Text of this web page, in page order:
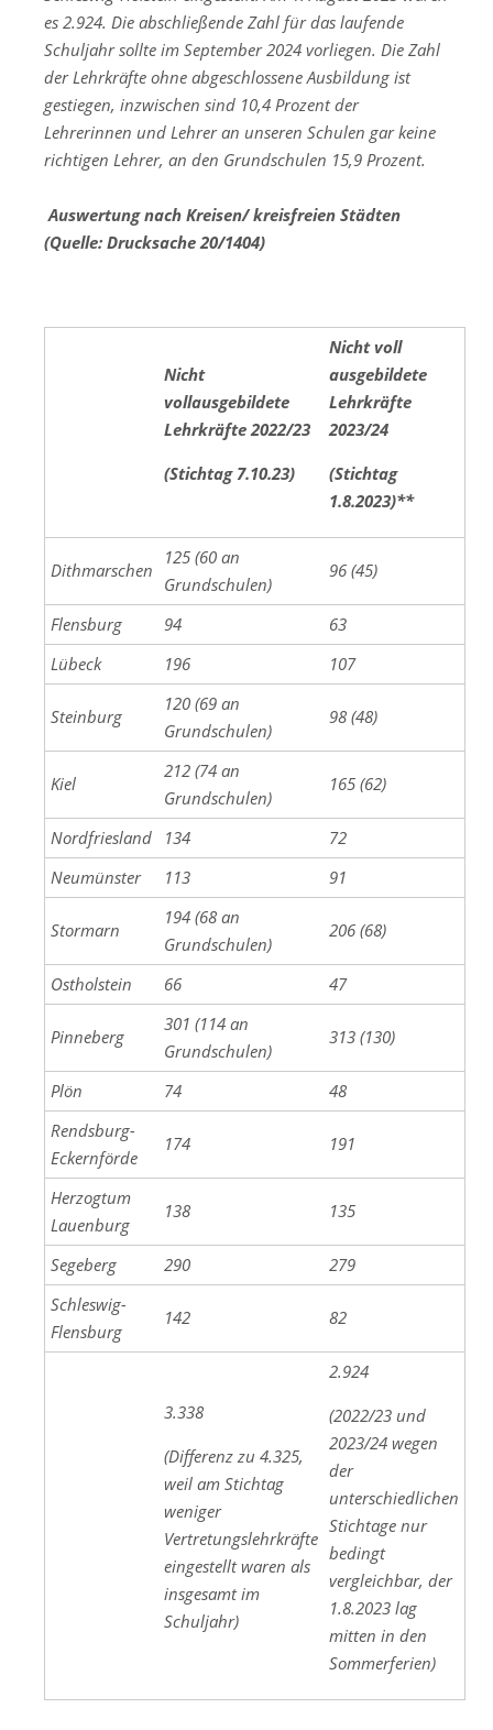
es 2.924. Die abschließende Zahl für das laufende
Schuljahr sollte im September 2024 vorliegen. Die Zahl
der Lehrkräfte ohne abgeschlossene Ausbildung ist
gestiegen, inzwischen sind 10,4 Prozent der
Lehrerinnen und Lehrer an unseren Schulen gar keine
richtigen Lehrer, an den Grundschulen 15,9 Prozent.
Auswertung nach Kreisen/ kreisfreien Städten
(Quelle: Drucksache 20/1404)
Nicht
vollausgebildete
Lehrkräfte 2022/23
(Stichtag 7.10.23)
Nicht voll
ausgebildete
Lehrkräfte
2023/24
(Stichtag
1.8.2023)**
Dithmarschen
125 (60 an
Grundschulen)
96 (45)
Flensburg 94
63
Lübeck
196 107
Steinburg
120 (69 an
Grundschulen)
98 (48)
Kiel
212 (74 an
Grundschulen)
165 (62)
Nordfriesland 134
72
Neumünster
113 91
Stormarn
194 (68 an
Grundschulen)
206 (68)
Ostholstein 66 47
Pinneberg
301 (114 an
Grundschulen)
313 (130)
Plön 74
48
Rendsburg-
Eckernförde
174 191
Herzogtum
Lauenburg
138 135
Segeberg 290
279
Schleswig-
Flensburg
142 82
3.338
(Differenz zu 4.325,
weil am Stichtag
weniger
Vertretungslehrkräfte
eingestellt waren als
insgesamt im
Schuljahr)
2.924
(2022/23 und
2023/24 wegen
der
unterschiedlichen
Stichtage nur
bedingt
vergleichbar, der
1.8.2023 lag
mitten in den
Sommerferien)